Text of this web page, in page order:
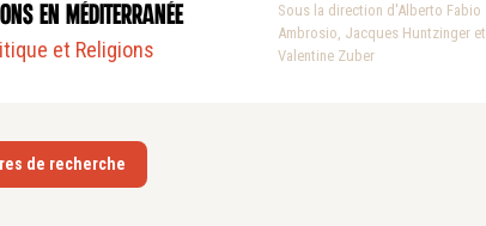
en méditerranée
et Religions
Sous la direction d'Alberto Fabio
Ambrosio, Jacques Huntzinger et
Valentine Zuber
de recherche